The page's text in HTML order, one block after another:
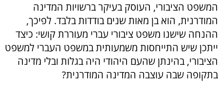
המשפט הציבורי, העוסק בעיקר ברשויות המדינה
המודרנית, הוא בן מאות שנים בודדות בלבד. לפיכך,
ההנחה שישנו משפט ציבורי עברי מעוררת קושי: כיצד
ייתכן שיש התייחסות משמעותית במשפט העברי למשפט
הציבורי, בהינתן שהעם היהודי היה בגלות ובלי מדינה
בתקופה שבה עוצבה המדינה המודרנית?